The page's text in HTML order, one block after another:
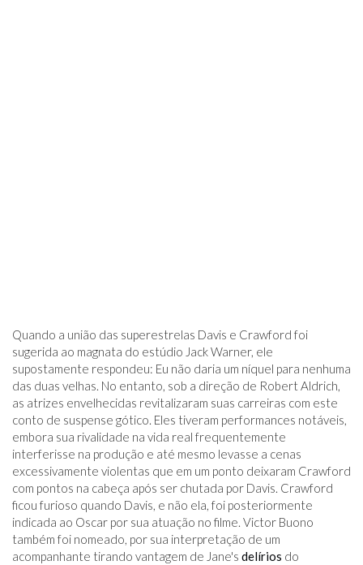
Quando a união das superestrelas Davis e Crawford foi
sugerida ao magnata do estúdio Jack Warner, ele
supostamente respondeu: Eu não daria um níquel para nenhuma
das duas velhas. No entanto, sob a direção de Robert Aldrich,
as atrizes envelhecidas revitalizaram suas carreiras com este
conto de suspense gótico. Eles tiveram performances notáveis,
embora sua rivalidade na vida real frequentemente
interferisse na produção e até mesmo levasse a cenas
excessivamente violentas que em um ponto deixaram Crawford
com pontos na cabeça após ser chutada por Davis. Crawford
ficou furioso quando Davis, e não ela, foi posteriormente
indicada ao Oscar por sua atuação no filme. Victor Buono
também foi nomeado, por sua interpretação de um
acompanhante tirando vantagem de Jane's delírios do